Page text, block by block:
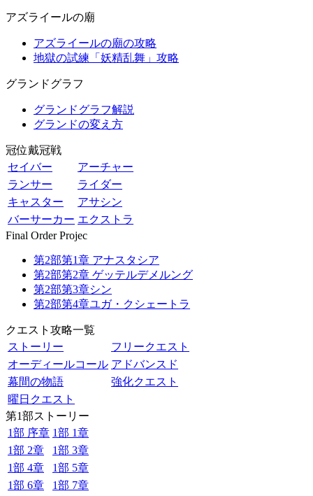
アズライールの廟
アズライールの廟の攻略
地獄の試練「妖精乱舞」攻略
グランドグラフ
グランドグラフ解説
グランドの変え方
冠位戴冠戦
セイバー
アーチャー
ランサー
ライダー
キャスター
アサシン
バーサーカー エクストラ
Final Order Projec
第2部第1章 アナスタシア
第2部第2章 ゲッテルデメルング
第2部第3章シン
第2部第4章ユガ・クシェートラ
クエスト攻略一覧
ストーリー
フリークエスト
オーディールコール アドバンスド
幕間の物語
強化クエスト
曜日クエスト
第1部ストーリー
1部 序章 1部 1章
1部 2章
1部 3章
1部 4章
1部 5章
1部 6章
1部 7章